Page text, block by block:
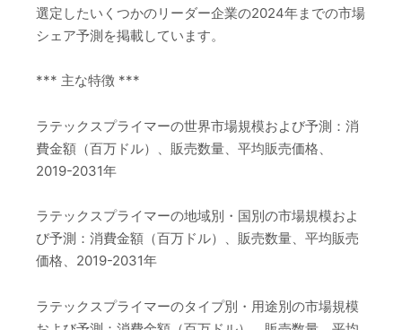
選定したいくつかのリーダー企業の2024年までの市場
シェア予測を掲載しています。
*** 主な特徴 ***
ラテックスプライマーの世界市場規模および予測：消
費金額（百万ドル）、販売数量、平均販売価格、
2019-2031年
ラテックスプライマーの地域別・国別の市場規模およ
び予測：消費金額（百万ドル）、販売数量、平均販売
価格、2019-2031年
ラテックスプライマーのタイプ別・用途別の市場規模